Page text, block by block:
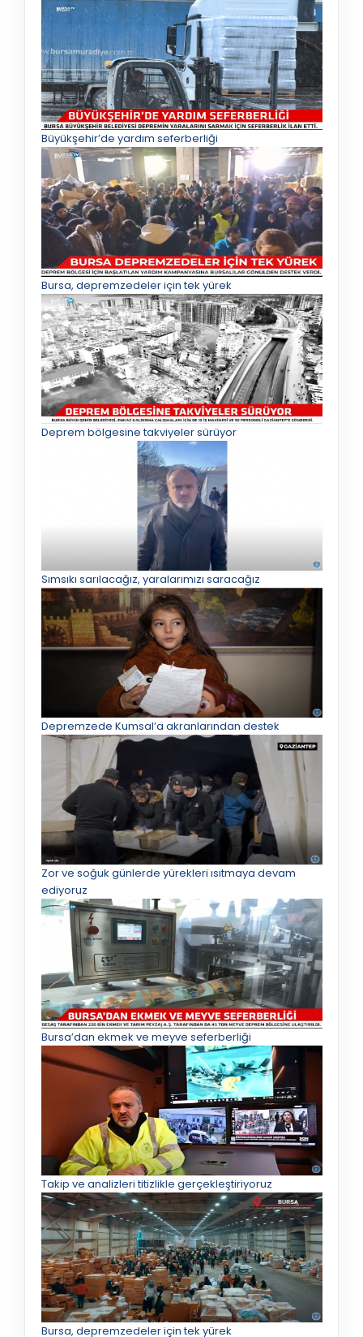
Büyükşehir’de yardım seferberliği
Bursa, depremzedeler için tek yürek
Deprem bölgesine takviyeler sürüyor
Sımsıkı sarılacağız, yaralarımızı saracağız
Depremzede Kumsal’a akranlarından destek
Zor ve soğuk günlerde yürekleri ısıtmaya devam
ediyoruz
Bursa’dan ekmek ve meyve seferberliği
Takip ve analizleri titizlikle gerçekleştiriyoruz
Bursa, depremzedeler için tek yürek